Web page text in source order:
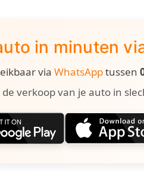
in minuten
via WhatsApptussen
verkoop van je auto in